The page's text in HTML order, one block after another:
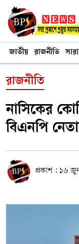
জাতীয় রাজনীতি
রাজনীতি
নাসিকের
বিএনপি
প্রকাশ : ১৬